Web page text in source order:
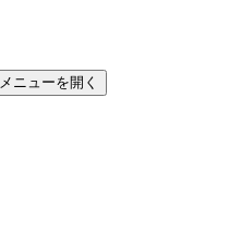
メニューを開く